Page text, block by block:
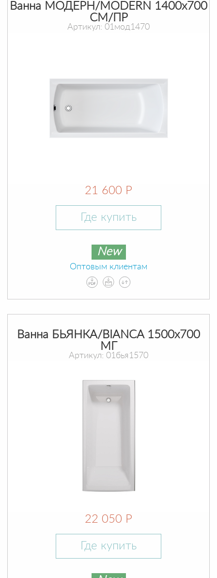
Ванна МОДЕРН/MODERN 1400х700
СМ/ПР
Артикул: 01мод1470
21 600 Р
Где купить
New
Оптовым клиентам
Ванна БЬЯНКА/BIANCA 1500х700
МГ
Артикул: 01бья1570
22 050 Р
Где купить